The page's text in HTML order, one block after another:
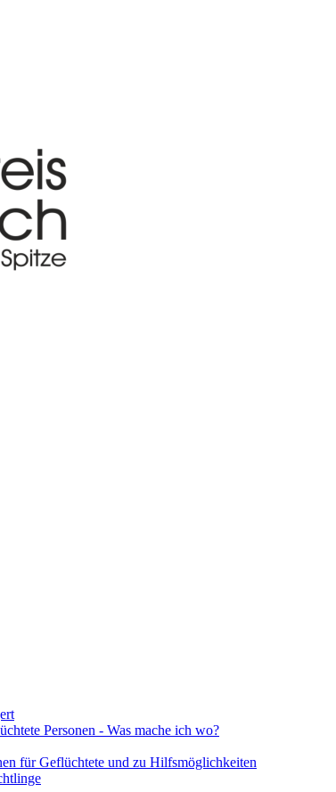
Personen - Was mache ich wo?
für Geflüchtete und zu Hilfsmöglichkeiten